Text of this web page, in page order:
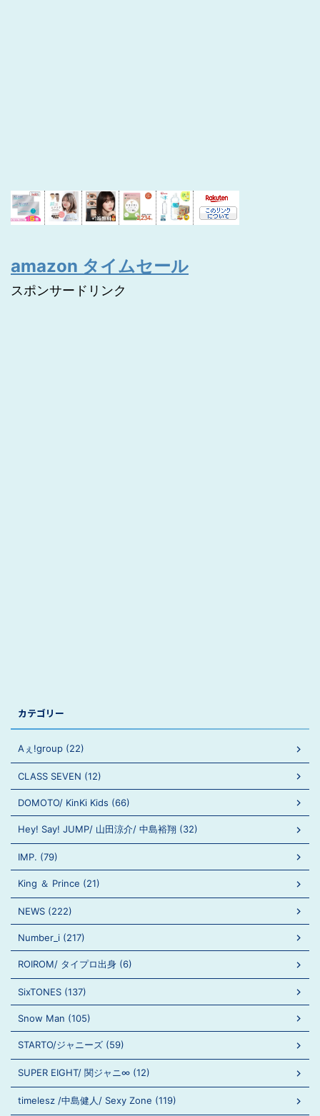
amazon タイムセール
スポンサードリンク
カテゴリー
Aぇ!group (22)
CLASS SEVEN (12)
DOMOTO/ KinKi Kids (66)
Hey! Say! JUMP/ 山田涼介/ 中島裕翔 (32)
IMP. (79)
King ＆ Prince (21)
NEWS (222)
Number_i (217)
ROIROM/ タイプロ出身 (6)
SixTONES (137)
Snow Man (105)
STARTO/ジャニーズ (59)
SUPER EIGHT/ 関ジャニ∞ (12)
timelesz /中島健人/ Sexy Zone (119)